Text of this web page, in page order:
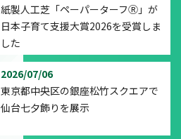
紙製人工芝「ペーパーターフⓇ」が
日本子育て支援大賞2026を受賞しま
した
2026/07/06
東京都中央区の銀座松竹スクエアで
仙台七夕飾りを展示